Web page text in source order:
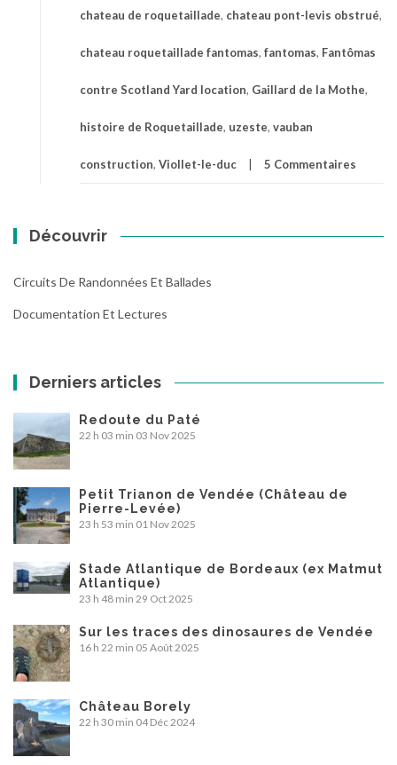
chateau de roquetaillade, chateau pont-levis obstrué,
chateau roquetaillade fantomas, fantomas, Fantômas
contre Scotland Yard location, Gaillard de la Mothe,
histoire de Roquetaillade, uzeste, vauban
construction, Viollet-le-duc 5 Commentaires
Découvrir
Circuits De Randonnées Et Ballades
Documentation Et Lectures
Derniers articles
Redoute du Paté
22 h 03 min 03 Nov 2025
Petit Trianon de Vendée (Château de
Pierre-Levée)
23 h 53 min 01 Nov 2025
Stade Atlantique de Bordeaux (ex Matmut
Atlantique)
23 h 48 min 29 Oct 2025
Sur les traces des dinosaures de Vendée
16 h 22 min 05 Août 2025
Château Borely
22 h 30 min 04 Déc 2024